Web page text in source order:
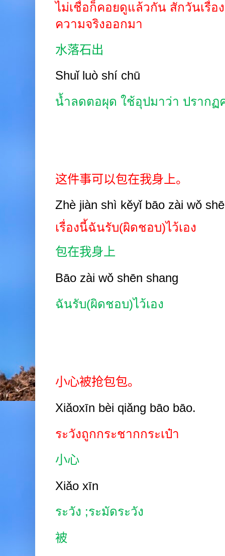
ไม่เชื่อก็คอยดูแล้วกัน สักวันเรื่อ
ความจริงออกมา
水落石出
Shuǐ luò shí chū
น้ำลดตอผุด ใช้อุปมาว่า ปรากฏ
这件事可以包在我身上。
Zhè jiàn shì kěyǐ bāo zài wǒ
เรื่องนี้ฉันรับ(ผิดชอบ)ไว้เอง
包在我身上
Bāo zài wǒ shēn shang
ฉันรับ(ผิดชอบ)ไว้เอง
小心被抢包包。
Xiǎoxīn bèi qiǎng bāo bāo.
ระวังถูกกระชากกระเป๋า
小心
Xiǎo xīn
ระวัง ;ระมัดระวัง
被